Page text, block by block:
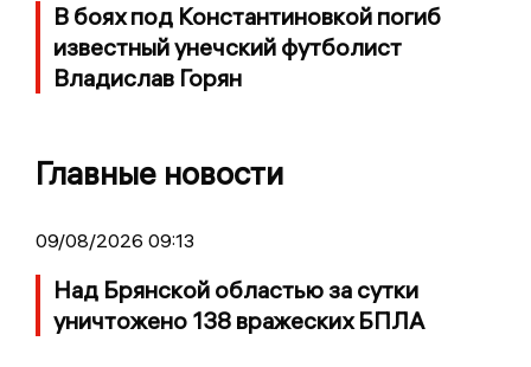
В боях под Константиновкой погиб
известный унечский футболист
Владислав Горян
Главные новости
09/08/2026 09:13
Над Брянской областью за сутки
уничтожено 138 вражеских БПЛА